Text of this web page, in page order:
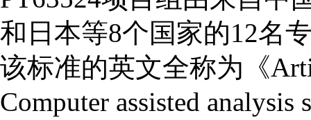
和日本等8个国家的12名
该标准的英文全称为《
Computer assisted